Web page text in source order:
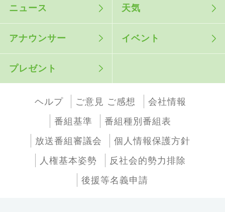
ニュース 天気
アナウンサー イベント
プレゼント
ヘルプ ご意見 ご感想
会社情報
番組基準
番組種別番組表
放送番組審議会
個人情報保護方針
人権基本姿勢
反社会的勢力排除
後援等名義申請